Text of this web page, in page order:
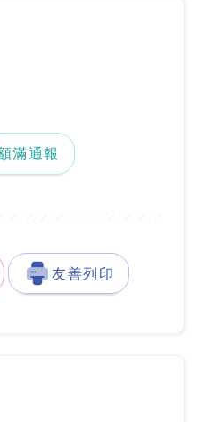
地圖『另開新視窗』
滿通報
友善列印